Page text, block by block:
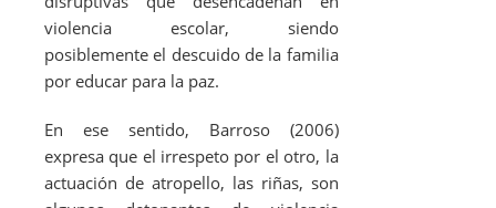
violencia escolar, siendo
posiblemente el descuido de la familia
por educar para la paz.
En ese sentido, Barroso (2006)
expresa que el irrespeto por el otro, la
actuación de atropello, las riñas, son